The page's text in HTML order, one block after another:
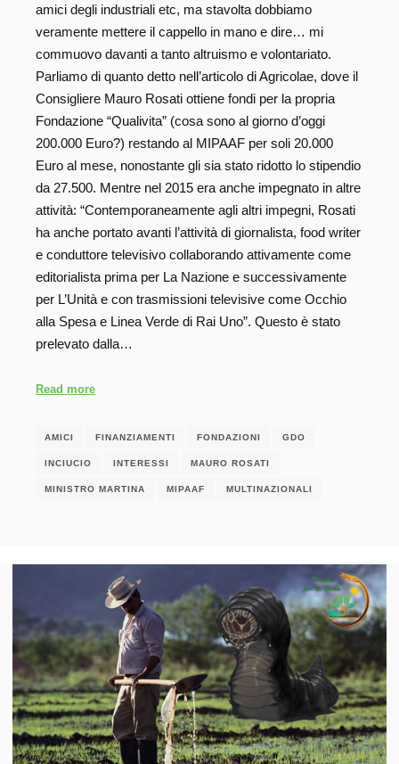
amici degli industriali etc, ma stavolta dobbiamo
veramente mettere il cappello in mano e dire… mi
commuovo davanti a tanto altruismo e volontariato.
Parliamo di quanto detto nell’articolo di Agricolae, dove il
Consigliere Mauro Rosati ottiene fondi per la propria
Fondazione “Qualivita” (cosa sono al giorno d’oggi
200.000 Euro?) restando al MIPAAF per soli 20.000
Euro al mese, nonostante gli sia stato ridotto lo stipendio
da 27.500. Mentre nel 2015 era anche impegnato in altre
attività: “Contemporaneamente agli altri impegni, Rosati
ha anche portato avanti l’attività di giornalista, food writer
e conduttore televisivo collaborando attivamente come
editorialista prima per La Nazione e successivamente
per L’Unità e con trasmissioni televisive come Occhio
alla Spesa e Linea Verde di Rai Uno”. Questo è stato
prelevato dalla…
Read more
AMICI FINANZIAMENTI FONDAZIONI GDO
INCIUCIO INTERESSI MAURO ROSATI
MINISTRO MARTINA MIPAAF MULTINAZIONALI